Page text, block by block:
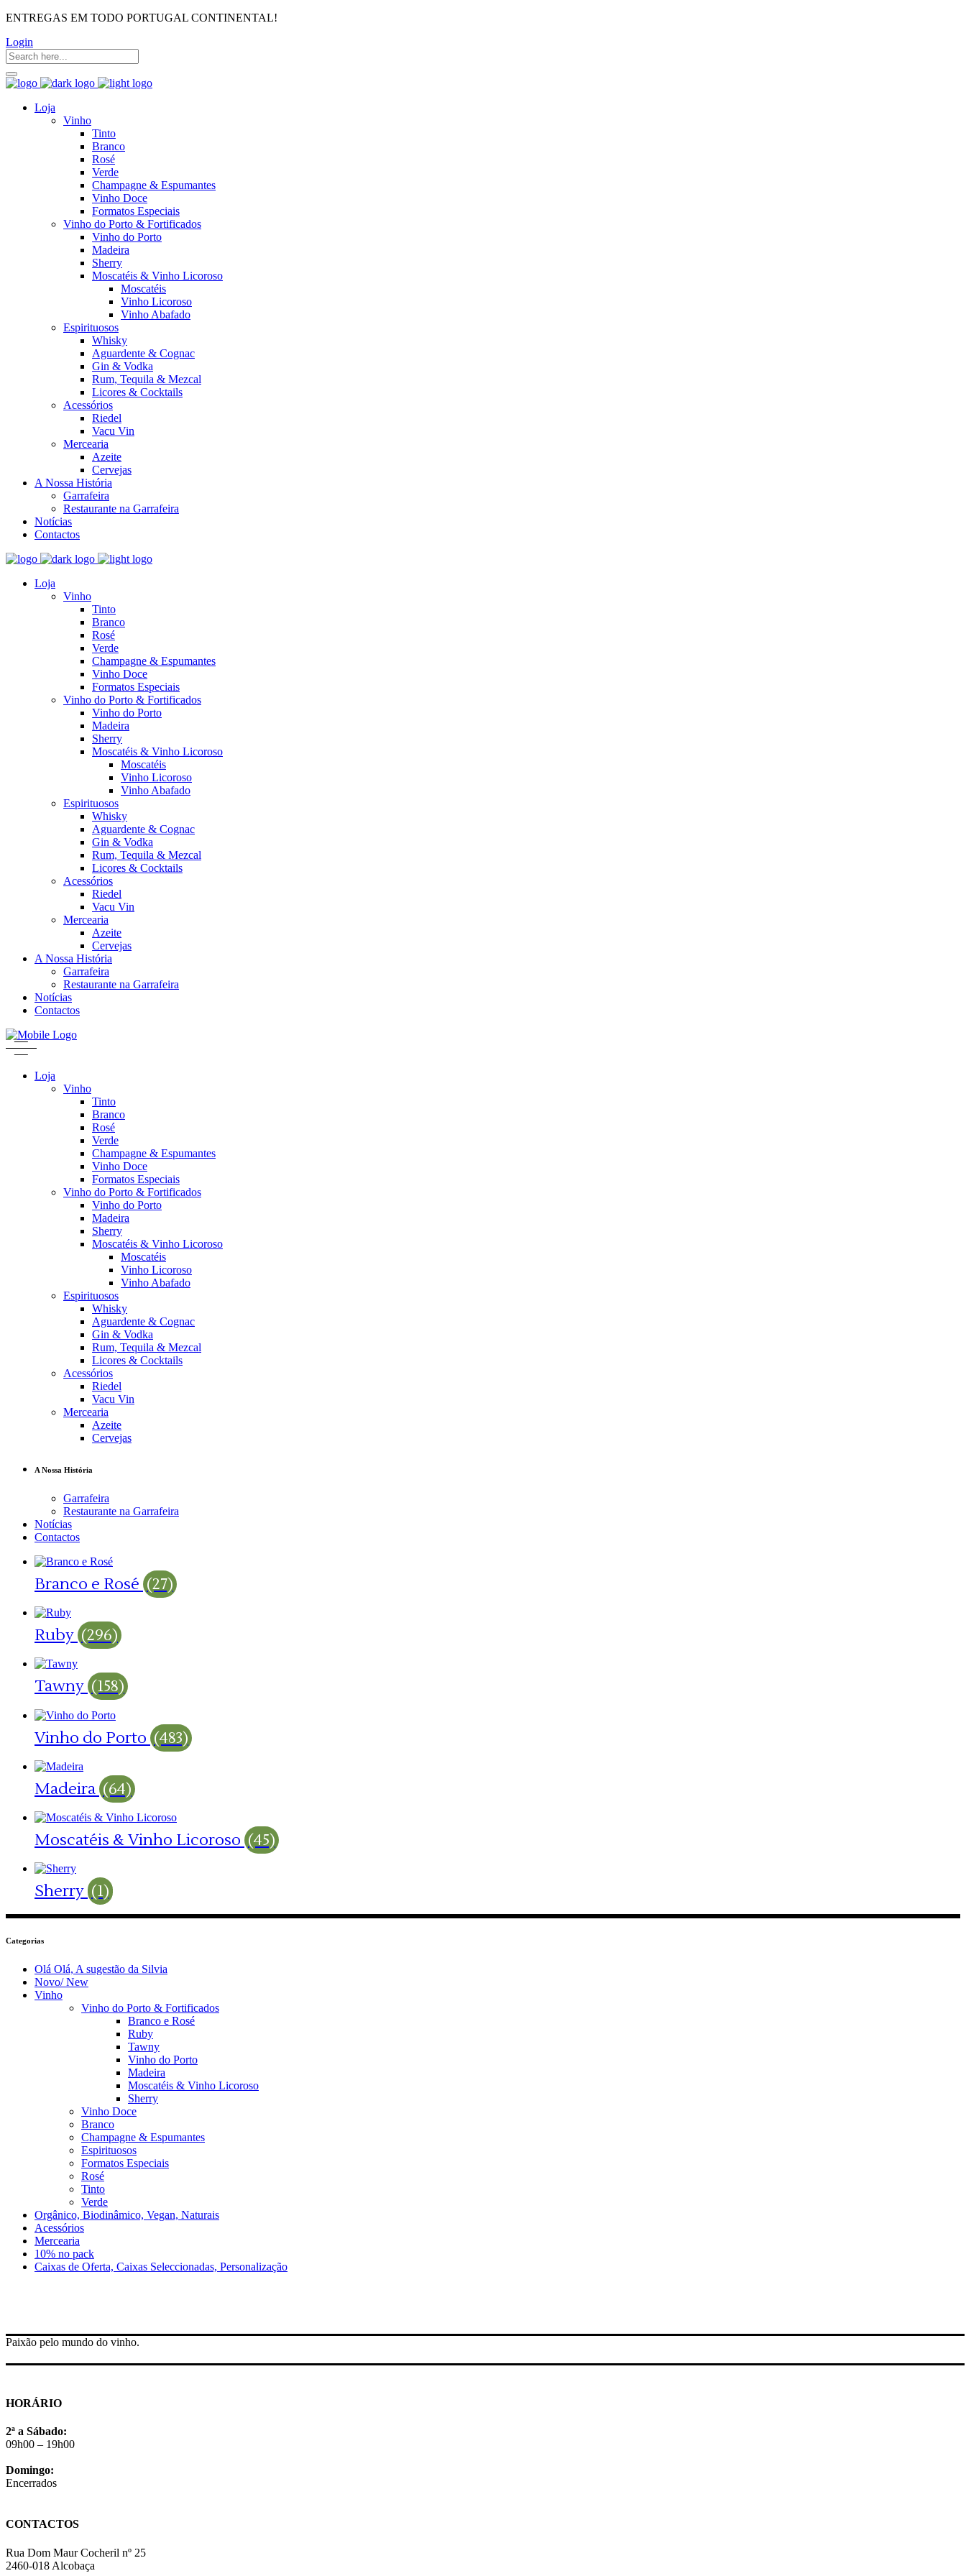
ENTREGAS EM TODO PORTUGAL CONTINENTAL!
Login
Loja
Vinho
Tinto
Branco
Rosé
Verde
Champagne & Espumantes
Vinho Doce
Formatos Especiais
Vinho do Porto & Fortificados
Vinho do Porto
Madeira
Sherry
Moscatéis & Vinho Licoroso
Moscatéis
Vinho Licoroso
Vinho Abafado
Espirituosos
Whisky
Aguardente & Cognac
Gin & Vodka
Rum, Tequila & Mezcal
Licores & Cocktails
Acessórios
Riedel
Vacu Vin
Mercearia
Azeite
Cervejas
A Nossa História
Garrafeira
Restaurante na Garrafeira
Notícias
Contactos
Loja
Vinho
Tinto
Branco
Rosé
Verde
Champagne & Espumantes
Vinho Doce
Formatos Especiais
Vinho do Porto & Fortificados
Vinho do Porto
Madeira
Sherry
Moscatéis & Vinho Licoroso
Moscatéis
Vinho Licoroso
Vinho Abafado
Espirituosos
Whisky
Aguardente & Cognac
Gin & Vodka
Rum, Tequila & Mezcal
Licores & Cocktails
Acessórios
Riedel
Vacu Vin
Mercearia
Azeite
Cervejas
A Nossa História
Garrafeira
Restaurante na Garrafeira
Notícias
Contactos
Loja
Vinho
Tinto
Branco
Rosé
Verde
Champagne & Espumantes
Vinho Doce
Formatos Especiais
Vinho do Porto & Fortificados
Vinho do Porto
Madeira
Sherry
Moscatéis & Vinho Licoroso
Moscatéis
Vinho Licoroso
Vinho Abafado
Espirituosos
Whisky
Aguardente & Cognac
Gin & Vodka
Rum, Tequila & Mezcal
Licores & Cocktails
Acessórios
Riedel
Vacu Vin
Mercearia
Azeite
Cervejas
A Nossa História
Garrafeira
Restaurante na Garrafeira
Notícias
Contactos
Branco e Rosé (27)
Ruby (296)
Tawny (158)
Vinho do Porto (483)
Madeira (64)
Moscatéis & Vinho Licoroso (45)
Sherry (1)
Categorias
Olá Olá, A sugestão da Silvia
Novo/ New
Vinho
Vinho do Porto & Fortificados
Branco e Rosé
Ruby
Tawny
Vinho do Porto
Madeira
Moscatéis & Vinho Licoroso
Sherry
Vinho Doce
Branco
Champagne & Espumantes
Espirituosos
Formatos Especiais
Rosé
Tinto
Verde
Orgânico, Biodinâmico, Vegan, Naturais
Acessórios
Mercearia
10% no pack
Caixas de Oferta, Caixas Seleccionadas, Personalização
Paixão pelo mundo do vinho.
HORÁRIO
2ª a Sábado:
09h00 – 19h00
Domingo:
Encerrados
CONTACTOS
Rua Dom Maur Cocheril nº 25
2460-018 Alcobaça